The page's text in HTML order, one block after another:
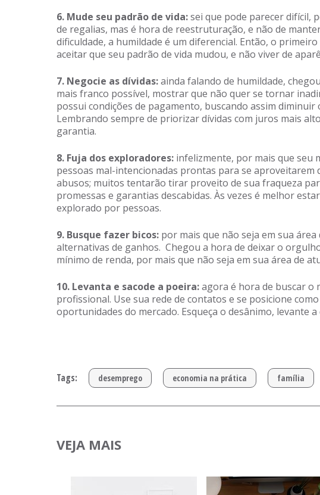
6. Mude seu padrão de vida:sei que pode parecer difícil,
de regalias, mas é hora de reestruturação, e não de
dificuldade, a humildade é um diferencial. Então, o
aceitar que seu padrão de vida mudou, e não viver de
7. Negocie as dívidas:ainda falando de humildade,
mais franco possível, mostrar que não quer se tornar
possui condições de pagamento, buscando assim
Lembrando sempre de priorizar dívidas com juros mais
garantia.
8. Fuja dos exploradores: infelizmente, por mais que seu
pessoas mal-intencionadas prontas para se aproveitarem
abusos; muitos tentarão tirar proveito de sua fraqueza
promessas e garantias descabidas. Às vezes é melhor
explorado por pessoas.
9. Busque fazer bicos: por mais que não seja em sua
alternativas de ganhos. Chegou a hora de deixar o
mínimo de renda, por mais que não seja em sua área de
10. Levanta e sacode a poeira:agora é hora de buscar o
profissional. Use sua rede de contatos e se posicione
oportunidades do mercado. Esqueça o desânimo, levante
Tags: desemprego economia na prática família
VEJA MAIS